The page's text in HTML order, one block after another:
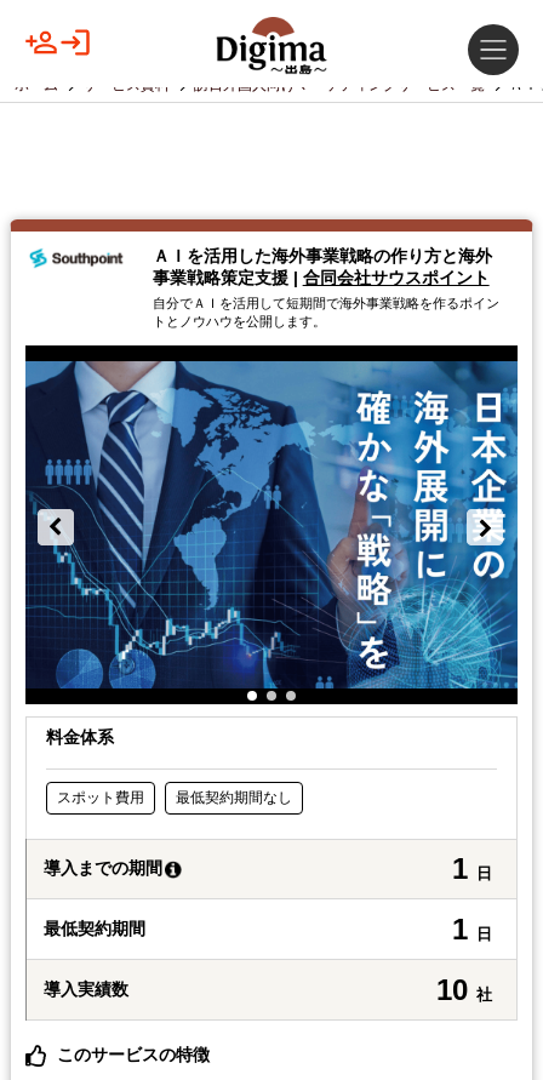
ホーム サービス資料 訪日外国人向けマーケティングサービス一覧 Ａ
ＡＩを活用した海外事業戦略 の作り方と海外
事業戦略策定支援 | 合同会社サウスポイント
自分でＡＩを活用して短期間で海外事業戦略を作るポイン
トとノウハウを公開します。
料金体系
スポット費用 最低契約期間なし
導入までの期間 1 日
最低契約期間 1 日
導入実績数 10 社
このサービスの特徴